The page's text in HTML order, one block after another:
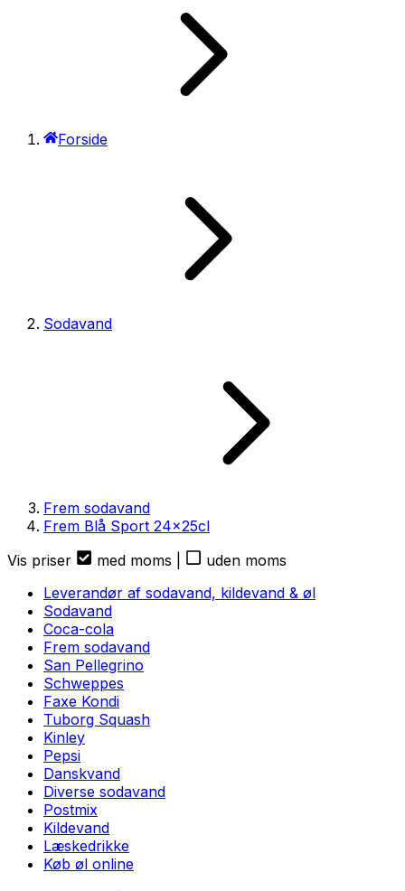
Forside
Sodavand
Frem sodavand
Frem Blå Sport 24x25cl
Vis priser
med moms
uden moms
Leverandør af sodavand, kildevand & øl
Sodavand
Coca-cola
Frem sodavand
San Pellegrino
Schweppes
Faxe Kondi
Tuborg Squash
Kinley
Pepsi
Danskvand
Diverse sodavand
Postmix
Kildevand
Læskedrikke
Køb øl online